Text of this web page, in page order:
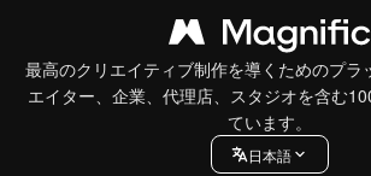
最高のクリエイティブ制作を導くためのプラ
エイター、企業、代理店、スタジオを含む
ています。
日本語